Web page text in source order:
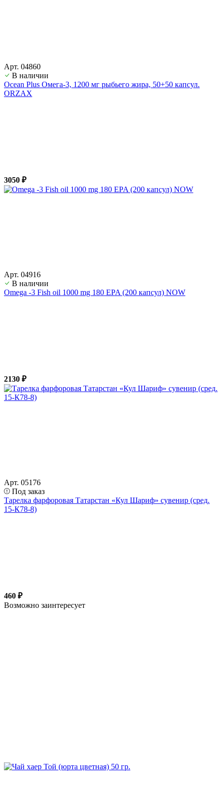
Арт. 04860
В наличии
Ocean Plus Омега-3, 1200 мг рыбьего жира, 50+50 капсул.
ORZAX
3050 ₽
Арт. 04916
В наличии
Оmega -3 Fish oil 1000 mg 180 EPA (200 капсул) NOW
2130 ₽
Арт. 05176
Под заказ
Тарелка фарфоровая Татарстан «Кул Шариф» сувенир (сред.
15-К78-8)
460 ₽
Возможно заинтересует